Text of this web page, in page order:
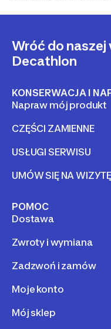
Wróć do
Decathlon
KONSERWACJA I
Napraw mój produkt
CZĘŚCI ZAMIENNE
USŁUGI SERWISU
UMÓW SIĘ NA WIZYTĘ
POMOC
Dostawa
Zwroty i wymiana
Zadzwoń i zamów
Moje konto
Mój sklep